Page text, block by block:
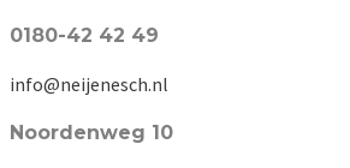
0180-42 42 49
info@neijenesch.nl
Noordenweg 10